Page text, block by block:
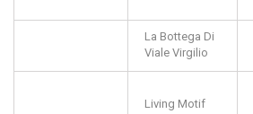
La Bottega Di
Viale Virgilio
Living Motif